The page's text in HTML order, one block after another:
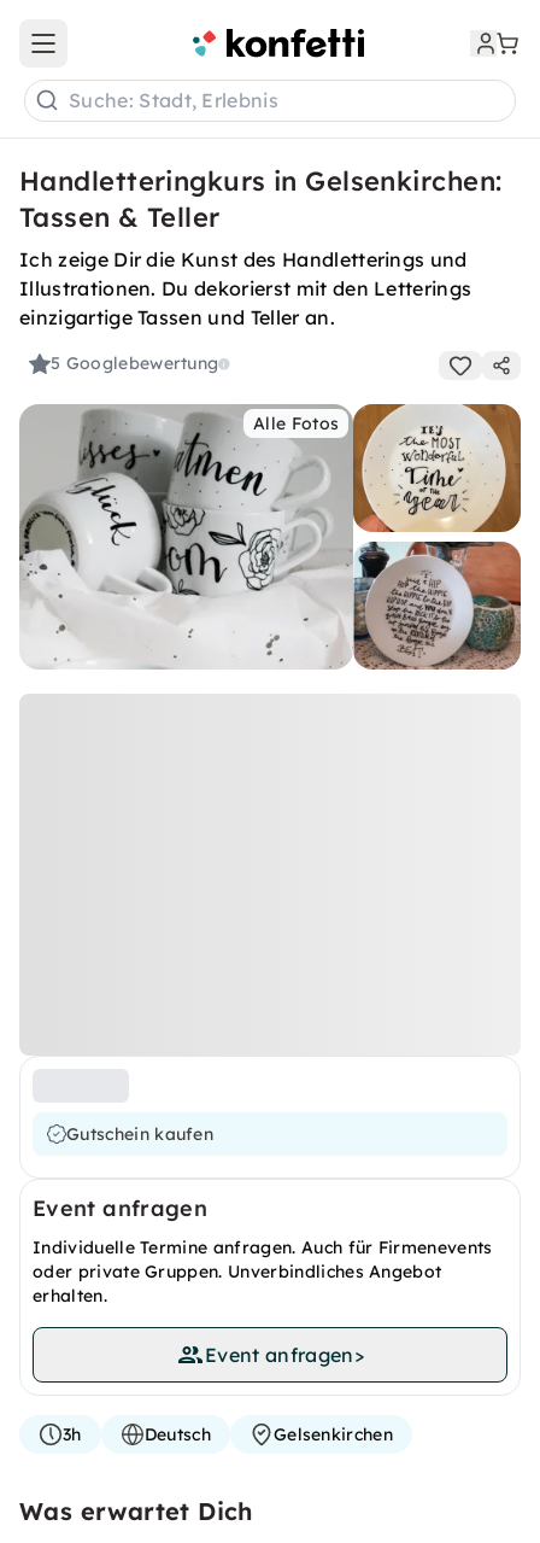
Open main menu
Suche: Stadt, Erlebnis
Handletteringkurs in Gelsenkirchen:
Tassen & Teller
Ich zeige Dir die Kunst des Handletterings und
Illustrationen. Du dekorierst mit den Letterings
einzigartige Tassen und Teller an.
5 Googlebewertung
Alle Fotos
Gutschein kaufen
Event anfragen
Individuelle Termine anfragen. Auch für Firmenevents
oder private Gruppen. Unverbindliches Angebot
erhalten.
Event anfragen>
3h Deutsch Gelsenkirchen
Was erwartet Dich